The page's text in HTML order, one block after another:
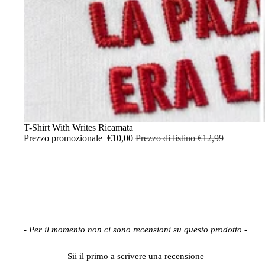
IN OFFERTA
T-Shirt With Writes Ricamata
Prezzo promozionale €10,00 Prezzo di listino€12,99
- Per il momento non ci sono recensioni su questo prodotto -
Sii il primo a scrivere una recensione
New content loaded